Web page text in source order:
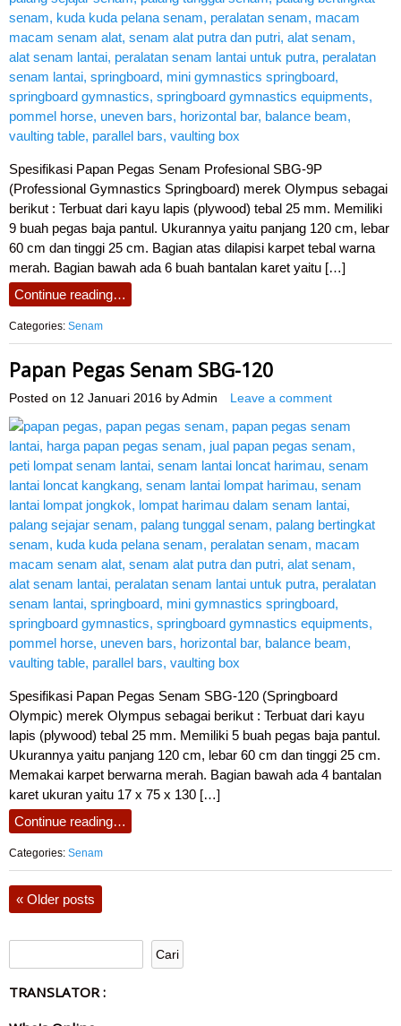
Spesifikasi Papan Pegas Senam Profesional SBG-9P
(Professional Gymnastics Springboard) merek Olympus sebagai
berikut : Terbuat dari kayu lapis (plywood) tebal 25 mm. Memiliki
9 buah pegas baja pantul. Ukurannya yaitu panjang 120 cm, lebar
60 cm dan tinggi 25 cm. Bagian atas dilapisi karpet tebal warna
merah. Bagian bawah ada 6 buah bantalan karet yaitu […]
Continue reading…
Categories: Senam
Papan Pegas Senam SBG-120
Posted on 12 Januari 2016 by Admin Leave a comment
Spesifikasi Papan Pegas Senam SBG-120 (Springboard
Olympic) merek Olympus sebagai berikut : Terbuat dari kayu
lapis (plywood) tebal 25 mm. Memiliki 5 buah pegas baja pantul.
Ukurannya yaitu panjang 120 cm, lebar 60 cm dan tinggi 25 cm.
Memakai karpet berwarna merah. Bagian bawah ada 4 bantalan
karet ukuran yaitu 17 x 75 x 130 […]
Continue reading…
Categories: Senam
« Older posts
TRANSLATOR :